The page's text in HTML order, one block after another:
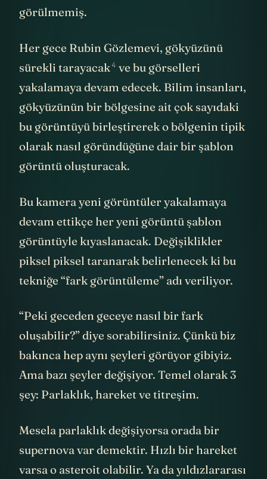
insanlar tarafından daha önce hiç
Her gece Rubin Gözlemevi, gökyüzünü
süreklitarayacak4ve bu görselleri
yakalamaya devam edecek. Bilim insanları,
gökyüzünün bir bölgesine ait çok sayıdaki
bu görüntüyü birleştirerek o bölgenin tipik
olarak nasıl göründüğüne dair bir şablon
Bu kamera yeni görüntüler yakalamaya
devam ettikçe her yeni görüntü şablon
görüntüyle kıyaslanacak. Değişiklikler
piksel piksel taranarak belirlenecek ki bu
“Peki geceden geceye nasıl bir fark
oluşabilir?” diye sorabilirsiniz. Çünkü biz
bakınca hep aynı şeyleri görüyor gibiyiz.
Ama bazı şeyler değişiyor. Temel olarak 3
Mesela parlaklık değişiyorsa orada bir
supernova var demektir. Hızlı bir hareket